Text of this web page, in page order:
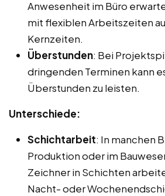
Anwesenheit im Büro
mit flexiblen Arbeitszeiten
Kernzeiten.
Überstunden: Bei
dringenden Terminen kann
Überstunden zu leisten.
Unterschiede:
Schichtarbeit: In manchen
Produktion oder im
Zeichner in Schichten
Nacht- oder